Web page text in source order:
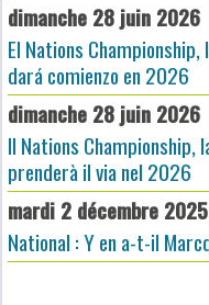
dimanche 28 juin 2026
El Nations
dará comienzo en 2026
dimanche 28 juin 2026
Il Nations Championship,
prenderà il via nel 2026
mardi 2 décembre 2025
National : Y en a-t-il